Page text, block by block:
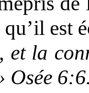
qu’il est
et la
Osée